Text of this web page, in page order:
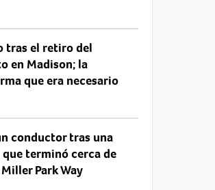
tras el retiro del
en Madison; la
que era necesario
conductor tras una
terminó cerca de
Park Way